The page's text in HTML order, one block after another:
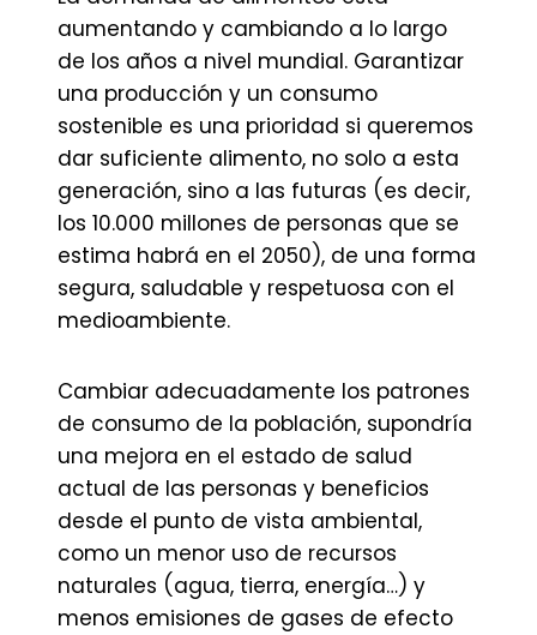
aumentando y cambiando a lo largo
de los años a nivel mundial. Garantizar
una producción y un consumo
sostenible es una prioridad si queremos
dar suficiente alimento, no solo a esta
generación, sino a las futuras (es decir,
los 10.000 millones de personas que se
estima habrá en el 2050), de una forma
segura, saludable y respetuosa con el
medioambiente.
Cambiar adecuadamente los patrones
de consumo de la población, supondría
una mejora en el estado de salud
actual de las personas y beneficios
desde el punto de vista ambiental,
como un menor uso de recursos
naturales (agua, tierra, energía…) y
menos emisiones de gases de efecto